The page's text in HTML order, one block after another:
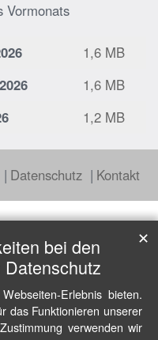
Vormonats
1,6 MB
1,6 MB
1,2 MB
Datenschutz Kontakt
bei den
Erlebnis bieten.
das Funktionieren unserer
verwenden wir
✕